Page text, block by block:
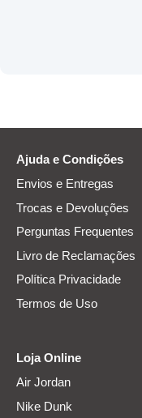
Ajuda e Condições
Envios e Entregas
Trocas e Devoluções
Perguntas Frequentes
Livro de Reclamações
Política Privacidade
Termos de Uso
Loja Online
Air Jordan
Nike Dunk